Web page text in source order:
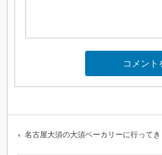
名古屋大須の大須ベーカリーに行って